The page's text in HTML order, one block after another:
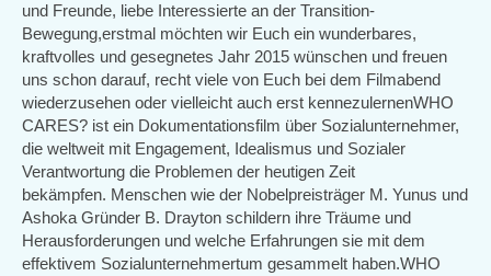
is
external)
is
external)
und Freunde, liebe Interessierte an der Transition-
Bewegung,erstmal möchten wir Euch ein wunderbares,
kraftvolles und gesegnetes Jahr 2015 wünschen und freuen
uns schon darauf, recht viele von Euch bei dem Filmabend
wiederzusehen oder vielleicht auch erst kennezulernenWHO
CARES? ist ein Dokumentationsfilm über Sozialunternehmer,
die weltweit mit Engagement, Idealismus und Sozialer
Verantwortung die Problemen der heutigen Zeit
bekämpfen. Menschen wie der Nobelpreisträger M. Yunus und
Ashoka Gründer B. Drayton schildern ihre Träume und
Herausforderungen und welche Erfahrungen sie mit dem
effektivem Sozialunternehmertum gesammelt haben.WHO